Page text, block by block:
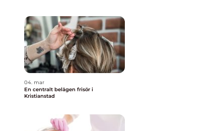
04. mar
En centralt belägen frisör i
Kristianstad